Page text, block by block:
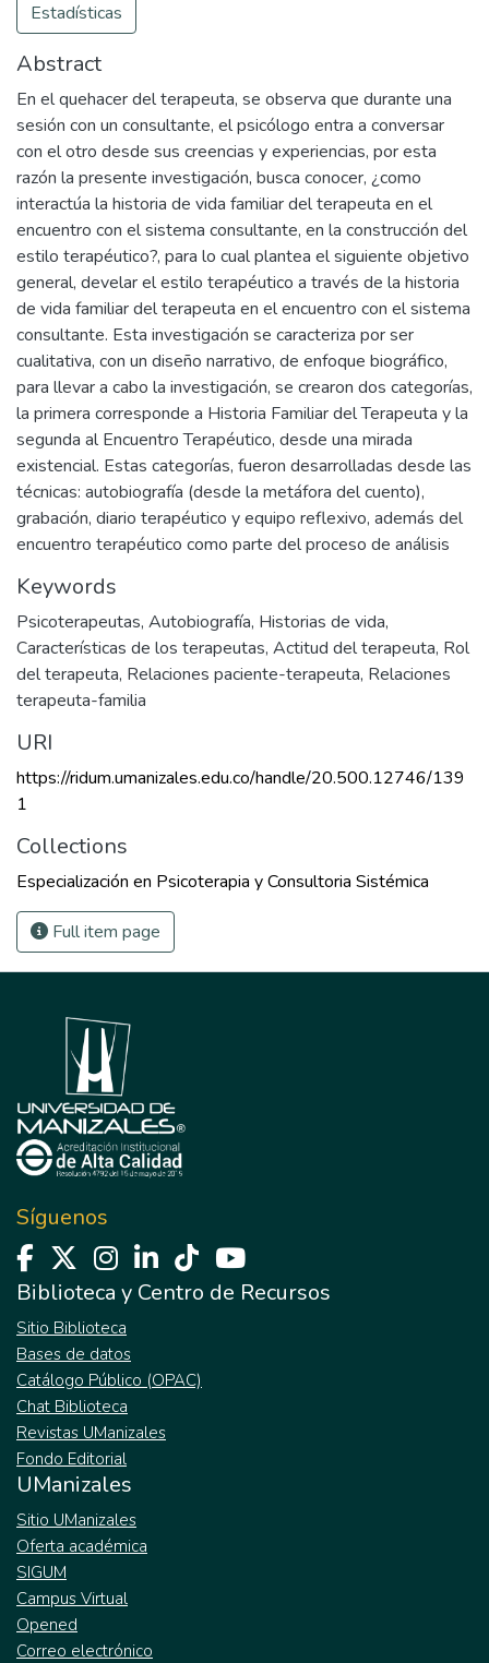
Estadísticas
Abstract
En el quehacer del terapeuta, se observa que durante una
sesión con un consultante, el psicólogo entra a conversar
con el otro desde sus creencias y experiencias, por esta
razón la presente investigación, busca conocer, ¿como
interactúa la historia de vida familiar del terapeuta en el
encuentro con el sistema consultante, en la construcción del
estilo terapéutico?, para lo cual plantea el siguiente objetivo
general, develar el estilo terapéutico a través de la historia
de vida familiar del terapeuta en el encuentro con el sistema
consultante. Esta investigación se caracteriza por ser
cualitativa, con un diseño narrativo, de enfoque biográfico,
para llevar a cabo la investigación, se crearon dos categorías,
la primera corresponde a Historia Familiar del Terapeuta y la
segunda al Encuentro Terapéutico, desde una mirada
existencial. Estas categorías, fueron desarrolladas desde las
técnicas: autobiografía (desde la metáfora del cuento),
grabación, diario terapéutico y equipo reflexivo, además del
encuentro terapéutico como parte del proceso de análisis
Keywords
Psicoterapeutas, Autobiografía, Historias de vida,
Características de los terapeutas, Actitud del terapeuta, Rol
del terapeuta, Relaciones paciente-terapeuta, Relaciones
terapeuta-familia
URI
https://ridum.umanizales.edu.co/handle/20.500.12746/139
1
Collections
Especialización en Psicoterapia y Consultoria Sistémica
Full item page
Síguenos
Biblioteca y Centro de Recursos
Sitio Biblioteca
Bases de datos
Catálogo Público (OPAC)
Chat Biblioteca
Revistas UManizales
Fondo Editorial
UManizales
Sitio UManizales
Oferta académica
SIGUM
Campus Virtual
Opened
Correo electrónico